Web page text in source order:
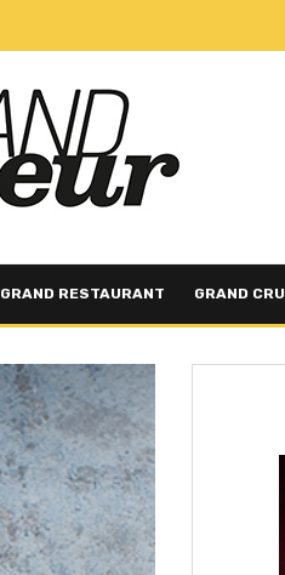
GRAND RESTAURANT GRAND CRU